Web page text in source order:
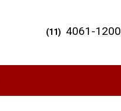
(11) 4061-1200